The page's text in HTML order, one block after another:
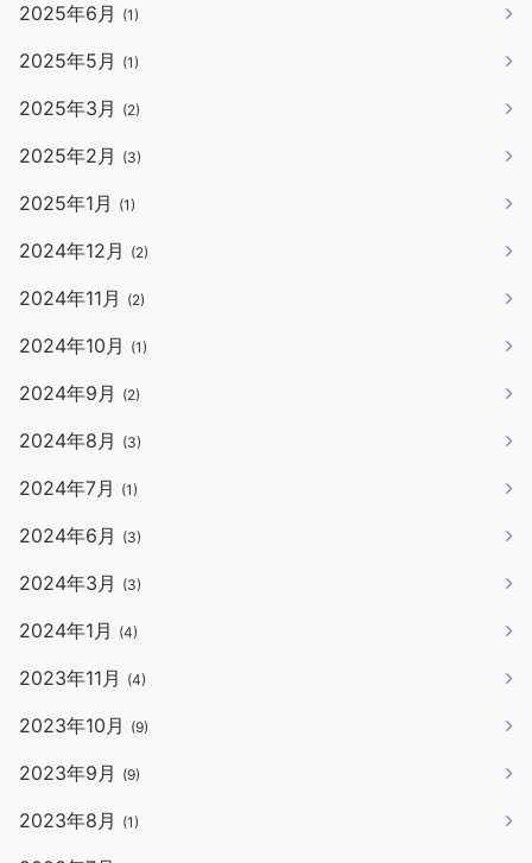
2025年6月 (1)
2025年5月 (1)
2025年3月 (2)
2025年2月 (3)
2025年1月 (1)
2024年12月 (2)
2024年11月 (2)
2024年10月 (1)
2024年9月 (2)
2024年8月 (3)
2024年7月 (1)
2024年6月 (3)
2024年3月 (3)
2024年1月 (4)
2023年11月 (4)
2023年10月 (9)
2023年9月 (9)
2023年8月 (1)